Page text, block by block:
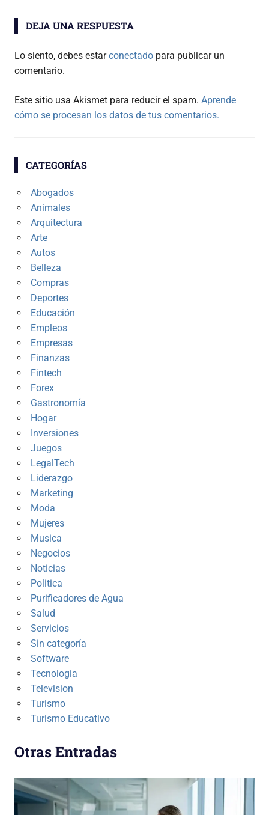
DEJA UNA RESPUESTA
Lo siento, debes estarconectado para publicar un
comentario.
Este sitio usa Akismet para reducir el spam. Aprende
cómo se procesan los datos de tus comentarios.
CATEGORÍAS
Abogados
Animales
Arquitectura
Arte
Autos
Belleza
Compras
Deportes
Educación
Empleos
Empresas
Finanzas
Fintech
Forex
Gastronomía
Hogar
Inversiones
Juegos
LegalTech
Liderazgo
Marketing
Moda
Mujeres
Musica
Negocios
Noticias
Politica
Purificadores de Agua
Salud
Servicios
Sin categoría
Software
Tecnologia
Television
Turismo
Turismo Educativo
Otras Entradas